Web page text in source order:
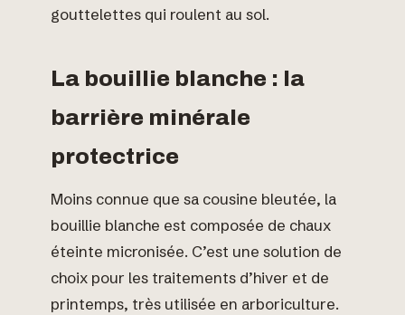
gouttelettes qui roulent au sol.
La bouillie blanche : la
barrière minérale
protectrice
Moins connue que sa cousine bleutée, la
bouillie blanche est composée de chaux
éteinte micronisée. C’est une solution de
choix pour les traitements d’hiver et de
printemps, très utilisée en arboriculture.